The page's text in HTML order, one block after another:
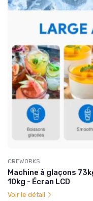
CREWORKS
Machine à glaçons
10kg - Écran LCD
Voir le détail